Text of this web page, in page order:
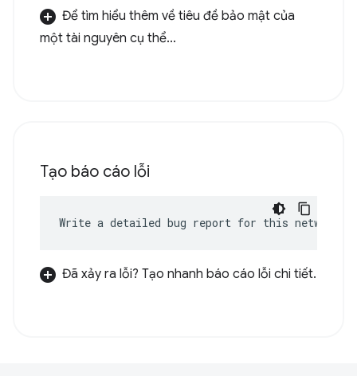
Để tìm hiểu thêm về tiêu đề bảo mật của
một tài nguyên cụ thể...
Tạo báo cáo lỗi
Write a detailed bug report for this network
Đã xảy ra lỗi? Tạo nhanh báo cáo lỗi chi tiết.